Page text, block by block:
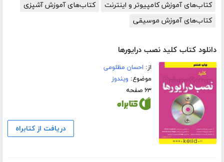
کتاب‌های آموزش کامپیوتر و اینترنت
کتاب‌های آموزش آشپزی
کتاب‌های آموزش موسیقی
دانلود کتاب کلید نصب درایورها
از: احسان مظلومی
موضوع: ویندوز
۶۳ صفحه
دریافت از کتابراه